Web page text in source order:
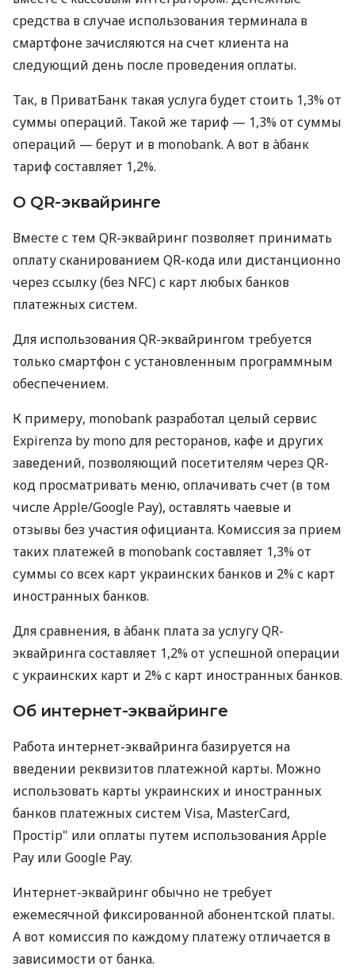
средства в случае использования терминала в
смартфоне зачисляются на счет клиента на
следующий день после проведения оплаты.
Так, в ПриватБанк такая услуга будет стоить 1,3% от
суммы операций. Такой же тариф — 1,3% от суммы
операций — берут и в monobank. А вот в àбанк
тариф составляет 1,2%.
О QR-эквайринге
Вместе с тем QR-эквайринг позволяет принимать
оплату сканированием QR-кода или дистанционно
через ссылку (без NFC) с карт любых банков
платежных систем.
Для использования QR-эквайрингом требуется
только смартфон с установленным программным
обеспечением.
К примеру, monobank разработал целый сервис
Expirenza by mono для ресторанов, кафе и других
заведений, позволяющий посетителям через QR-
код просматривать меню, оплачивать счет (в том
числе Apple/Google Pay), оставлять чаевые и
отзывы без участия официанта. Комиссия за прием
таких платежей в monobank составляет 1,3% от
суммы со всех карт украинских банков и 2% с карт
иностранных банков.
Для сравнения, в àбанк плата за услугу QR-
эквайринга составляет 1,2% от успешной операции
с украинских карт и 2% с карт иностранных банков.
Об интернет-эквайринге
Работа интернет-эквайринга базируется на
введении реквизитов платежной карты. Можно
использовать карты украинских и иностранных
банков платежных систем Visa, MasterCard,
Простір" или оплаты путем использования Apple
Pay или Google Pay.
Интернет-эквайринг обычно не требует
ежемесячной фиксированной абонентской платы.
А вот комиссия по каждому платежу отличается в
зависимости от банка.